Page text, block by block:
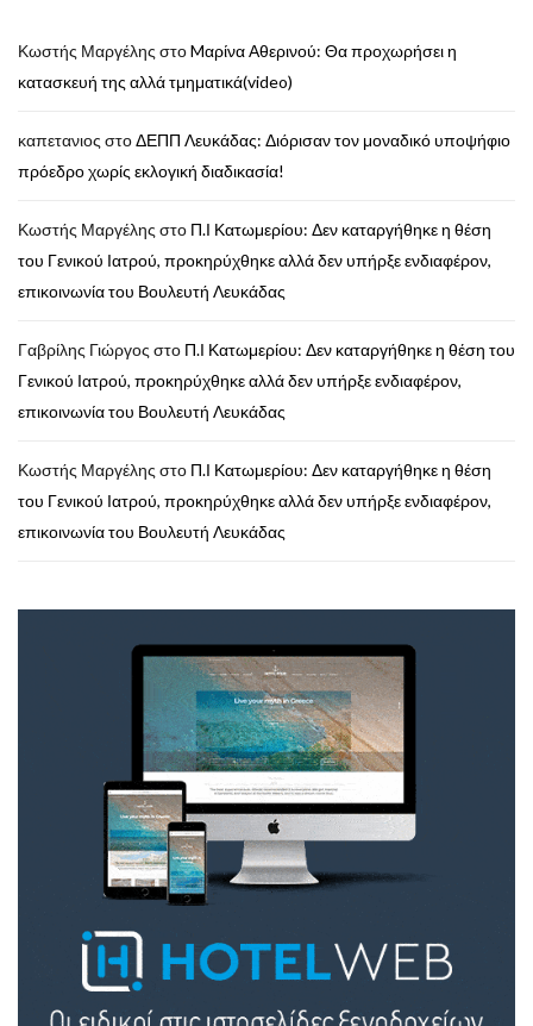
Κωστής Μαργέλης στοMαρίνα Αθερινού: Θα προχωρήσει η
κατασκευή της αλλά τμηματικά(video)
καπετανιος στοΔΕΠΠ Λευκάδας: Διόρισαν τον μοναδικό υποψήφιο
πρόεδρο χωρίς εκλογική διαδικασία!
Κωστής Μαργέλης στο Π.Ι Κατωμερίου: Δεν καταργήθηκε η θέση
του Γενικού Ιατρού, προκηρύχθηκε αλλά δεν υπήρξε ενδιαφέρον,
επικοινωνία του Βουλευτή Λευκάδας
Γαβρίλης Γιώργος στο Π.Ι Κατωμερίου: Δεν καταργήθηκε η θέση του
Γενικού Ιατρού, προκηρύχθηκε αλλά δεν υπήρξε ενδιαφέρον,
επικοινωνία του Βουλευτή Λευκάδας
Κωστής Μαργέλης στο Π.Ι Κατωμερίου: Δεν καταργήθηκε η θέση
του Γενικού Ιατρού, προκηρύχθηκε αλλά δεν υπήρξε ενδιαφέρον,
επικοινωνία του Βουλευτή Λευκάδας